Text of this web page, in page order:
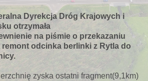
Dyrekcja Dróg Krajowych i
otrzymała
na piśmie o przekazaniu
remont odcinka berlinki z Rytla do
zyska ostatni fragment(9,1km)